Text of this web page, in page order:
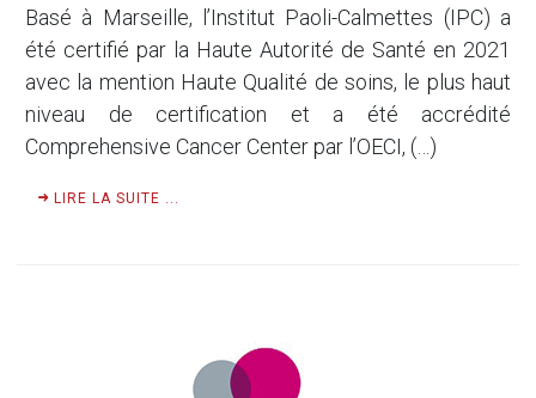
Basé à Marseille, l’Institut Paoli-Calmettes (IPC) a
été certifié par la Haute Autorité de Santé en 2021
avec la mention Haute Qualité de soins, le plus haut
niveau de certification et a été accrédité
Comprehensive Cancer Center par l’OECI, (…)
LIRE LA SUITE ...